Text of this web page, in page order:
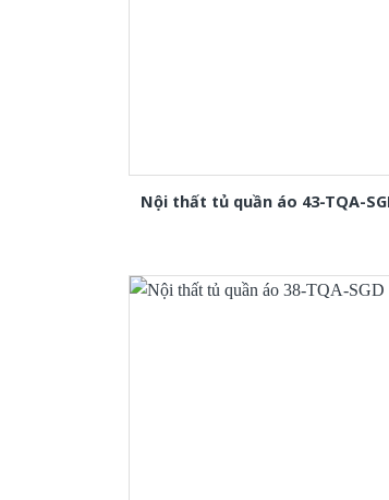
Nội thất tủ quần áo 43-TQA-